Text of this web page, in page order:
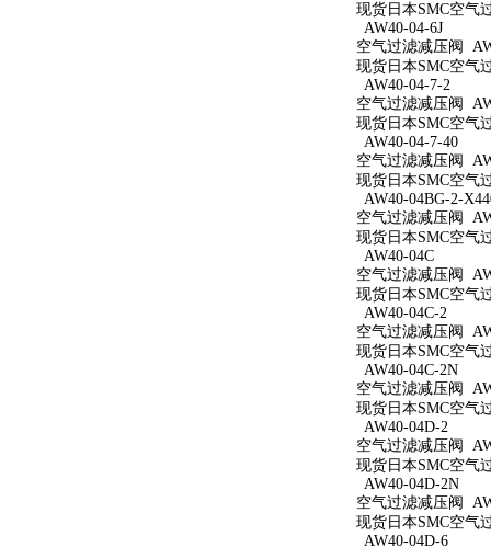
现货日本SMC空气
AW40-04-6J
空气过滤减压阀
现货日本SMC空气
AW40-04-7-2
空气过滤减压阀
现货日本SMC空气
AW40-04-7-40
空气过滤减压阀
现货日本SMC空气
AW40-04BG-2-
空气过滤减压阀
现货日本SMC空气
AW40-04C
空气过滤减压阀
现货日本SMC空气
AW40-04C-2
空气过滤减压阀
现货日本SMC空气
AW40-04C-2N
空气过滤减压阀
现货日本SMC空气
AW40-04D-2
空气过滤减压阀
现货日本SMC空气
AW40-04D-2N
空气过滤减压阀
现货日本SMC空气
AW40-04D-6